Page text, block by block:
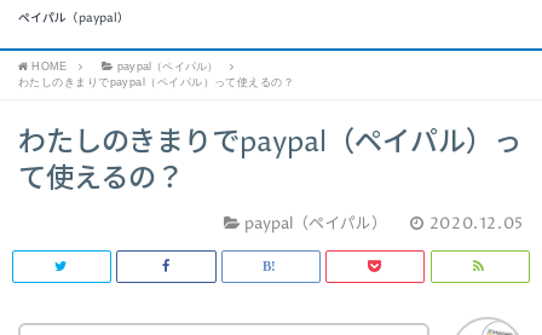
ペイパル（paypal）
HOME
paypal（ペイパル）
わたしのきまりでpaypal（ペイパル）って使えるの？
わたしのきまりでpaypal（ペイパル）っ
て使えるの？
paypal（ペイパル） 2020.12.05